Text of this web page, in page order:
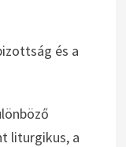
és a
liturgikus, a